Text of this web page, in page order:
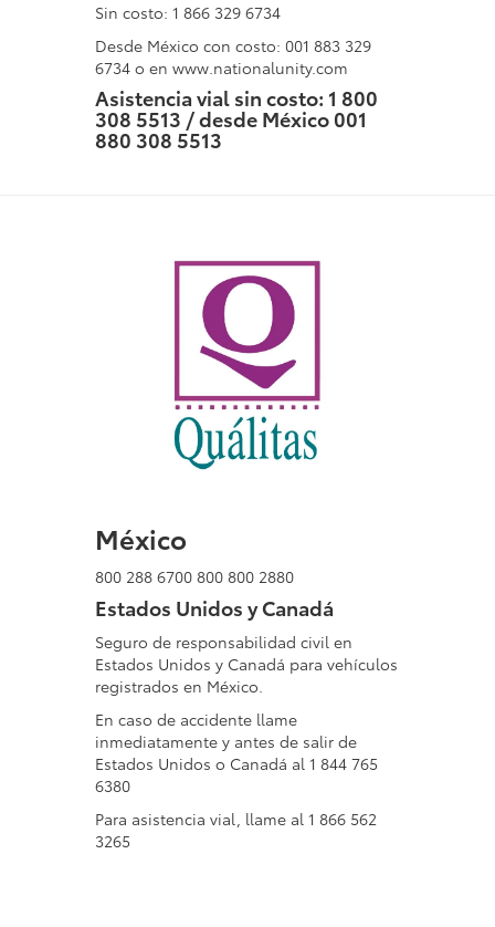
Sin costo: 1 866 329 6734
Desde México con costo: 001 883 329
6734 o en www.nationalunity.com
Asistencia vial sin costo: 1 800
308 5513 / desde México 001
880 308 5513
México
800 288 6700 800 800 2880
Estados Unidos y Canadá
Seguro de responsabilidad civil en
Estados Unidos y Canadá para vehículos
registrados en México.
En caso de accidente llame
inmediatamente y antes de salir de
Estados Unidos o Canadá al 1 844 765
6380
Para asistencia vial, llame al 1 866 562
3265